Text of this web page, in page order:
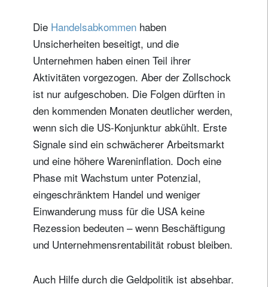
Die Handelsabkommen haben
Unsicherheiten beseitigt, und die
Unternehmen haben einen Teil ihrer
Aktivitäten vorgezogen. Aber der Zollschock
ist nur aufgeschoben. Die Folgen dürften in
den kommenden Monaten deutlicher werden,
wenn sich die US-Konjunktur abkühlt. Erste
Signale sind ein schwächerer Arbeitsmarkt
und eine höhere Wareninflation. Doch eine
Phase mit Wachstum unter Potenzial,
eingeschränktem Handel und weniger
Einwanderung muss für die USA keine
Rezession bedeuten – wenn Beschäftigung
und Unternehmensrentabilität robust bleiben.
Auch Hilfe durch die Geldpolitik ist absehbar.